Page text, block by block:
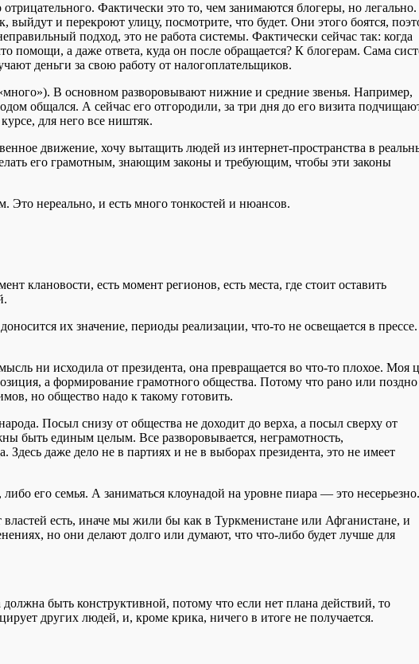
Фактически это то, чем занимаются блогеры, но легально.
выйдут и перекроют улицу, посмотрите, что будет. Они этого боятся,
подход, это не работа системы. Фактически сейчас так: когда
помощи, а даже ответа, куда он после обращается? К блогерам. Сама
деньги за свою работу от налогоплательщиков.
В основном разворовывают нижние и средние звенья. Например,
общался. А сейчас его отгородили, за три дня до его визита
для него все ништяк.
движение, хочу вытащить людей из интернет-пространства в
его грамотным, знающим законы и требующим, чтобы эти законы
Это нереально, и есть много тонкостей и нюансов.
клановости, есть момент регионов, есть места, где стоит оставить
их значение, периоды реализации, что-то не освещается в
ни исходила от президента, она превращается во что-то плохое. Моя
а формирование грамотного общества. Потому что рано или
но общество надо к такому готовить.
Посыл снизу от общества не доходит до верха, а посыл сверху от
быть единым целым. Все разворовывается, неграмотность,
Здесь даже дело не в партиях и не в выборах президента, это не имеет
его семья. А заниматься клоунадой на уровне пиара — это несерьезно.
есть, иначе мы жили бы как в Туркменистане или Афганистане, и
но они делают долго или думают, что что-либо будет лучше для
быть конструктивной, потому что если нет плана действий, то
других людей, и, кроме крика, ничего в итоге не получается.